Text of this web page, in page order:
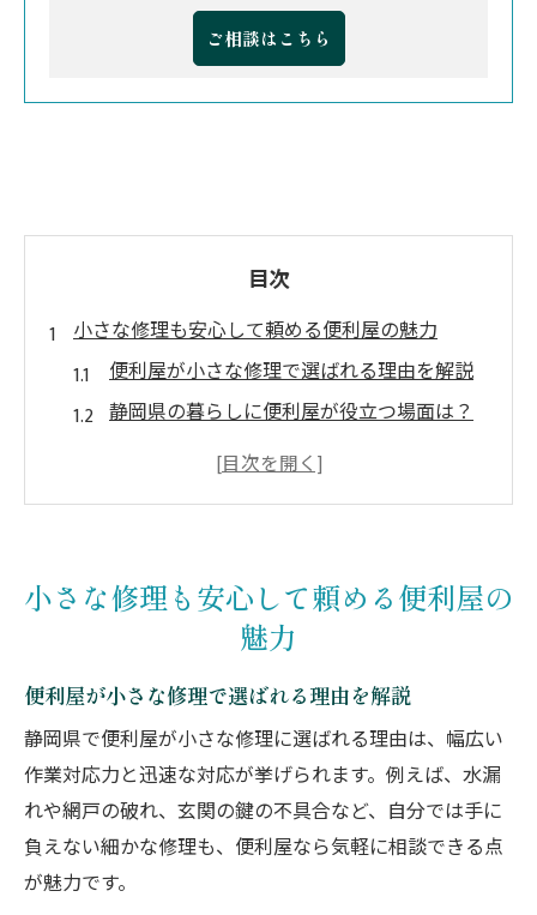
ご相談はこちら
目次
小さな修理も安心して頼める便利屋の魅力
便利屋が小さな修理で選ばれる理由を解説
静岡県の暮らしに便利屋が役立つ場面は？
便利屋利用で安心できるサポート体制とは
静岡県で便利屋を選ぶポイントを解説
便利屋選びで注目したいサービス内容とは
静岡県で信頼できる便利屋の見極め方
便利屋の比較で押さえるべき重要ポイント
安心して任せられる便利屋の特徴を知ろう
便利屋の対応エリアや実績を確認しよう
暮らしの小さな悩みを便利屋で解決する方法
便利屋で水漏れや電球交換を手軽に依頼す
る
小さな修理も安心して頼める便利屋の
魅力
便利屋が小さな修理で選ばれる理由を解説
静岡県で便利屋が小さな修理に選ばれる理由は、幅広い
作業対応力と迅速な対応が挙げられます。例えば、水漏
れや網戸の破れ、玄関の鍵の不具合など、自分では手に
負えない細かな修理も、便利屋なら気軽に相談できる点
が魅力です。